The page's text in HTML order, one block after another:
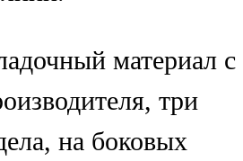
материал с
три
на боковых